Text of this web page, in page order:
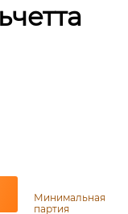
Минимальная
партия